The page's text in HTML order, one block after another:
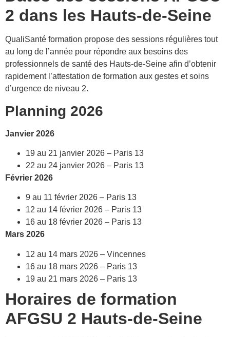
2 dans les Hauts-de-Seine
QualiSanté formation propose des sessions régulières tout
au long de l’année pour répondre aux besoins des
professionnels de santé des Hauts-de-Seine afin d’obtenir
rapidement l’attestation de formation aux gestes et soins
d’urgence de niveau 2.
Planning 2026
Janvier 2026
19 au 21 janvier 2026 – Paris 13
22 au 24 janvier 2026 – Paris 13
Février 2026
9 au 11 février 2026 – Paris 13
12 au 14 février 2026 – Paris 13
16 au 18 février 2026 – Paris 13
Mars 2026
12 au 14 mars 2026 – Vincennes
16 au 18 mars 2026 – Paris 13
19 au 21 mars 2026 – Paris 13
Horaires de formation
AFGSU 2 Hauts-de-Seine